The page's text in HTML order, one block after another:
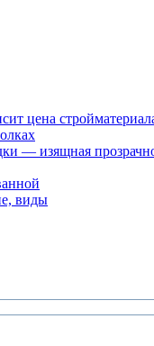
цена
— изящная
виды